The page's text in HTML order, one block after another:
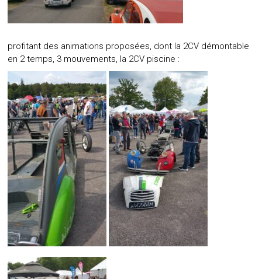
profitant des animations proposées, dont la 2CV démontable
en 2 temps, 3 mouvements, la 2CV piscine :